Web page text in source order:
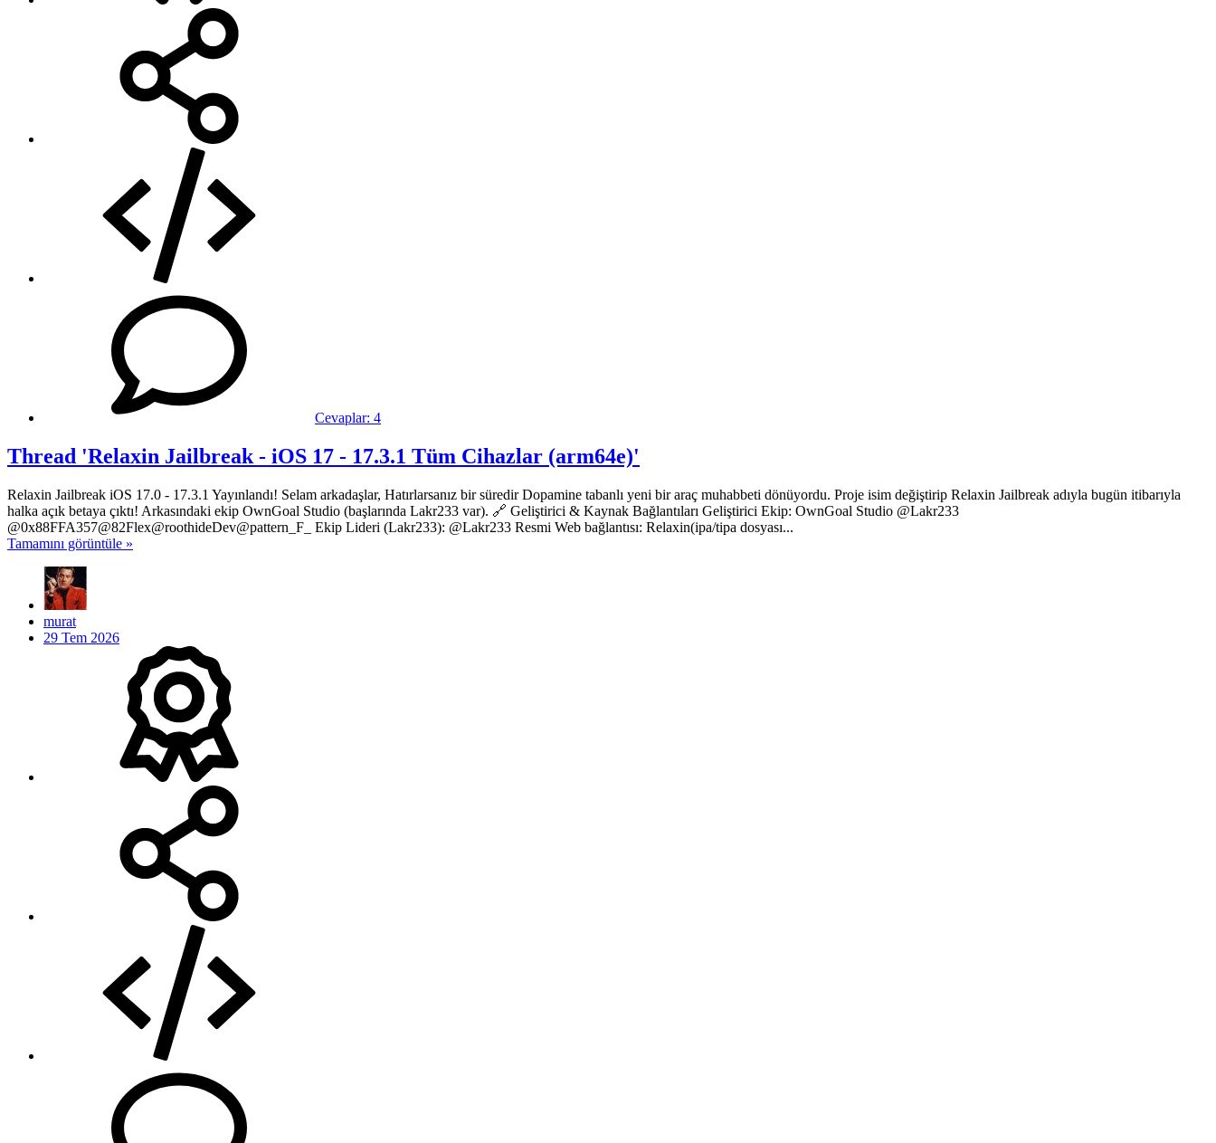
Cevaplar: 4
Thread 'Relaxin Jailbreak - iOS 17 - 17.3.1 Tüm Cihazlar (arm64e)'
Relaxin Jailbreak iOS 17.0 - 17.3.1 Yayınlandı! Selam arkadaşlar, Hatırlarsanız bir süredir Dopamine tabanlı yeni bir araç muhabbeti dönüyordu. Proje isim değiştirip Relaxin Jailbreak adıyla bugün itibarıyla
halka açık betaya çıktı! Arkasındaki ekip OwnGoal Studio (başlarında Lakr233 var). 🔗 Geliştirici & Kaynak Bağlantıları Geliştirici Ekip: OwnGoal Studio @Lakr233
@0x88FFA357@82Flex@roothideDev@pattern_F_ Ekip Lideri (Lakr233): @Lakr233 Resmi Web bağlantısı: Relaxin(ipa/tipa dosyası...
Tamamını görüntüle »
murat
29 Tem 2026